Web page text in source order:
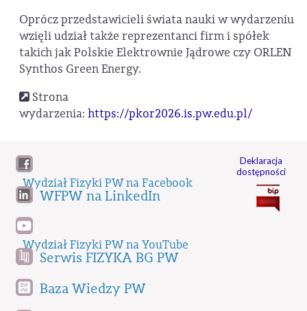
Oprócz przedstawicieli świata nauki w wydarzeniu
wzięli udział także reprezentanci firm i spółek
takich jak Polskie Elektrownie Jądrowe czy ORLEN
Synthos Green Energy.
Strona
wydarzenia: https://pkor2026.is.pw.edu.pl/
Wydział Fizyki PW na Facebook
WFPW na LinkedIn
Wydział Fizyki PW na YouTube
Serwis FIZYKA BG PW
Baza Wiedzy PW
Deklaracja
dostępności